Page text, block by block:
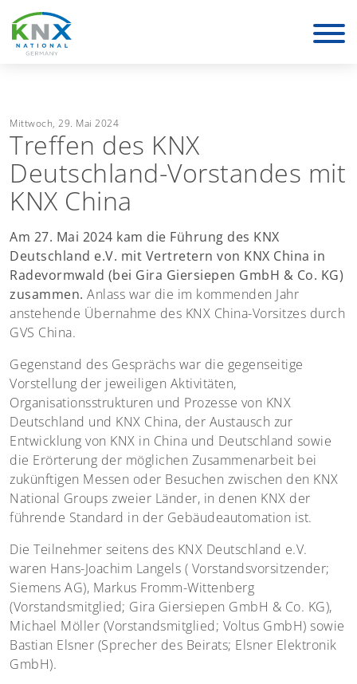
KNX Deutschland
Mittwoch, 29. Mai 2024
Treffen des KNX
Deutschland-Vorstandes mit
KNX China
Am 27. Mai 2024 kam die Führung des KNX
Deutschland e.V. mit Vertretern von KNX China in
Radevormwald (bei Gira Giersiepen GmbH & Co. KG)
zusammen. Anlass war die im kommenden Jahr
anstehende Übernahme des KNX China-Vorsitzes durch
GVS China.
Gegenstand des Gesprächs war die gegenseitige
Vorstellung der jeweiligen Aktivitäten,
Organisationsstrukturen und Prozesse von KNX
Deutschland und KNX China, der Austausch zur
Entwicklung von KNX in China und Deutschland sowie
die Erörterung der möglichen Zusammenarbeit bei
zukünftigen Messen oder Besuchen zwischen den KNX
National Groups zweier Länder, in denen KNX der
führende Standard in der Gebäudeautomation ist.
Die Teilnehmer seitens des KNX Deutschland e.V.
waren Hans-Joachim Langels ( Vorstandsvorsitzender;
Siemens AG), Markus Fromm-Wittenberg
(Vorstandsmitglied; Gira Giersiepen GmbH & Co. KG),
Michael Möller (Vorstandsmitglied; Voltus GmbH) sowie
Bastian Elsner (Sprecher des Beirats; Elsner Elektronik
GmbH).